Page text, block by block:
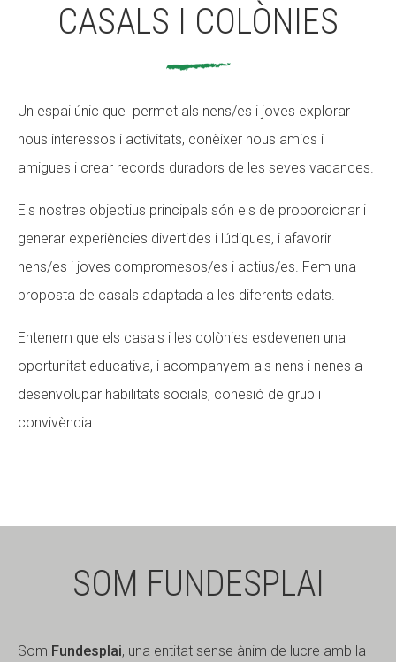
CASALS I COLÒNIES
Un espai únic que permet als nens/es i joves explorar
nous interessos i activitats, conèixer nous amics i
amigues i crear records duradors de les seves vacances.
Els nostres objectius principals són els de proporcionar i
generar experiències divertides i lúdiques, i afavorir
nens/es i joves compromesos/es i actius/es. Fem una
proposta de casals adaptada a les diferents edats.
Entenem que els casals i les colònies esdevenen una
oportunitat educativa, i acompanyem als nens i nenes a
desenvolupar habilitats socials, cohesió de grup i
convivència.
SOM FUNDESPLAI
Som Fundesplai, una entitat sense ànim de lucre amb la